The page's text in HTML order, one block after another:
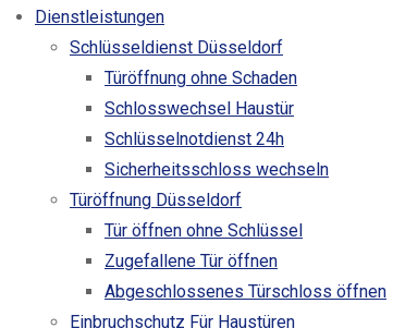
Dienstleistungen
Schlüsseldienst Düsseldorf
Türöffnung ohne Schaden
Schlosswechsel Haustür
Schlüsselnotdienst 24h
Sicherheitsschloss wechseln
Türöffnung Düsseldorf
Tür öffnen ohne Schlüssel
Zugefallene Tür öffnen
Abgeschlossenes Türschloss öffnen
Einbruchschutz Für Haustüren